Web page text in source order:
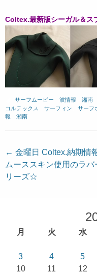
Coltex.最新版シーガル＆ス
サーフムービー 波情報 湘南
コルテックス
サーフィン サーフ
報 湘南
投
稿
ナ
← 金曜日 Coltex.納期情
ムーススキン使用のラバ
リーズ☆
月 火 水
3
4 5
10
11 12